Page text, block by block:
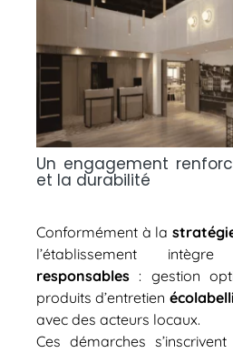
Un engagement
et la durabilité
Conformément à la
l’établissement
responsables: gestion
produits d’entretien
avec des acteurs locaux.
Ces démarches